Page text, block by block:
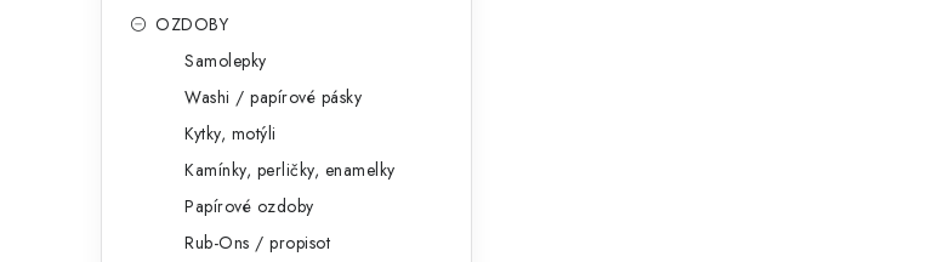
OZDOBY
Samolepky
Washi / papírové pásky
Kytky, motýli
Kamínky, perličky, enamelky
Papírové ozdoby
Rub-Ons / propisot